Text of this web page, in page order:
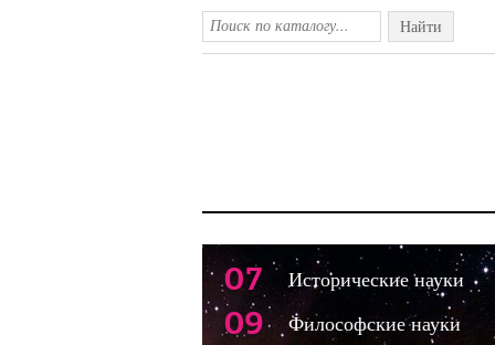
Найти
07 Исторические науки
09 Философские науки